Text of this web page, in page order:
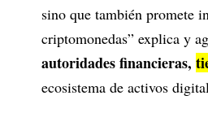
sino que también promete
criptomonedas” explica y
autoridades financieras,
ecosistema de activos